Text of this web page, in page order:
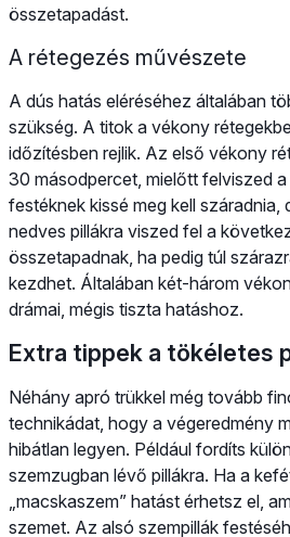
összetapadást.
A rétegezés művészete
A dús hatás eléréséhez általában
szükség. A titok a vékony
időzítésben rejlik. Az első vékony
30 másodpercet, mielőtt felviszed
festéknek kissé meg kell száradnia,
nedves pillákra viszed fel a
összetapadnak, ha pedig túl
kezdhet. Általában két-három
drámai, mégis tiszta hatáshoz.
Extra tippek a tökéletes
Néhány apró trükkel még tovább
technikádat, hogy a végeredmény
hibátlan legyen. Például fordíts
szemzugban lévő pillákra. Ha a
„macskaszem” hatást érhetsz el,
szemet. Az alsó szempillák